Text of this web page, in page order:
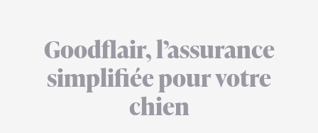
Goodflair, l’assurance
simplifiée pour votre
chien